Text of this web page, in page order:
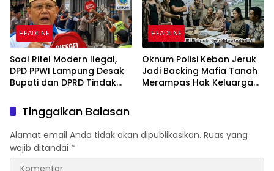
HEADLINE
Soal Ritel Modern Ilegal,
DPD PPWI Lampung Desak
Bupati dan DPRD Tindak
No 02/2016
HEADLINE
Oknum Polisi Kebon Jeruk
Jadi Backing Mafia Tanah
Merampas Hak Keluarga
Tinggalkan Balasan
Alamat email Anda tidak akan dipublikasikan. Ruas yang
wajib ditandai *